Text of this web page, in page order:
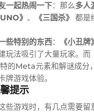
一起热闹一下：那么多人
UNO》 、 《三国杀》
都是
些特别的东西： 《小丑牌》
玩法吸引了大量玩家。而
的Meta元素和解谜成分
牌游戏体验。
提示
些游戏时，有几点需要留